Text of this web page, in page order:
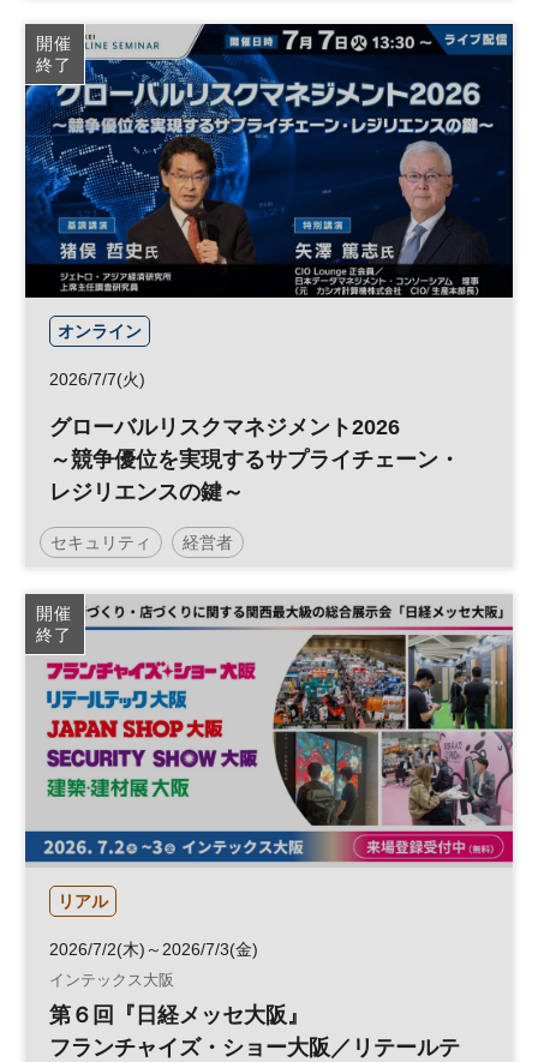
日経メッセプレミアム・カンファレンス・シリーズ
開催
終了
オンライン
2026/7/7(火)
グローバルリスクマネジメント2026
～競争優位を実現するサプライチェーン・
レジリエンスの鍵～
セキュリティ 経営者
グローバルリスクマネジメント サプライチェーン
日経オンラインセミナー
開催
終了
リアル
2026/7/2(木)～2026/7/3(金)
インテックス大阪
第６回『日経メッセ大阪』
フランチャイズ・ショー大阪／リテールテ